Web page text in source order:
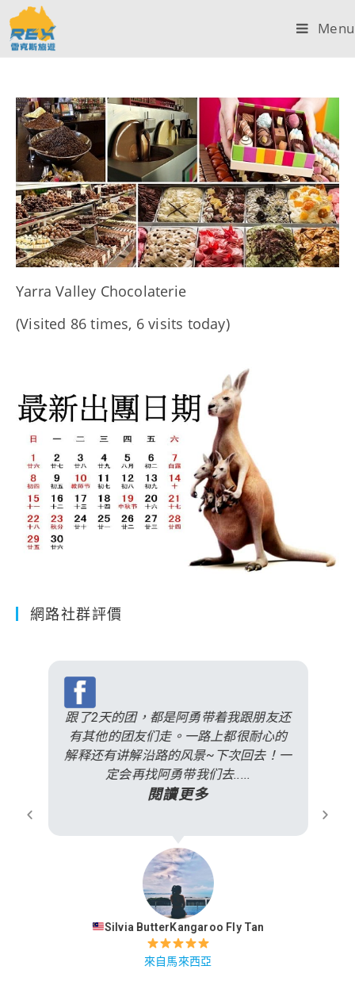
Menu
Yarra Valley Chocolaterie
(Visited 86 times, 6 visits today)
網路社群評價
跟了2天的团，都是阿勇带着我跟朋友还
有其他的团友们走。一路上都很耐心的
解释还有讲解沿路的风景~下次回去！一
定会再找阿勇带我们去.....
閱讀更多
Silvia ButterKangaroo Fly Tan
來自馬來西亞